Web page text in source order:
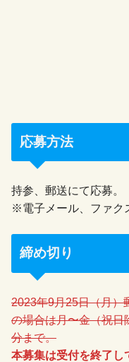
応募方法
持参、郵送にて応募。
※電子メール、ファク
締め切り
2023年9月25日（月）
の場合は月〜金（祝日
分まで。
本募集は受付を終了し